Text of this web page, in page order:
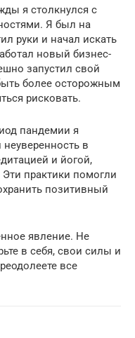
я столкнулся с
Я был на
руки и начал искать
новый бизнес-
запустил свой
более осторожным
рисковать.
пандемии я
в
и йогой,
практики помогли
позитивный
явление. Не
в себя, свои силы и
все